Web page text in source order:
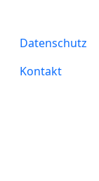
legals
Datenschutz
Kontakt